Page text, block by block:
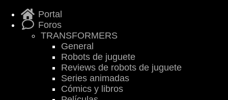
Portal
Foros
TRANSFORMERS
General
Robots de juguete
Reviews de robots de juguete
Series animadas
Cómics y libros